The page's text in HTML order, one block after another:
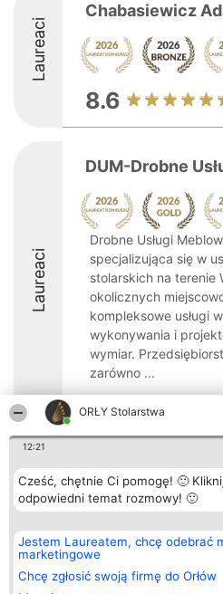
ORŁY Stolarstwa
12:21
Cześć, chętnie Ci pomogę! 🙂
odpowiedni temat rozmowy! 🙂
Jestem Laureatem, chcę odebrać
marketingowe
Chcę zgłosić swoją firmę do Orłów
Laureaci
Chabasiewicz
8.6
Laureaci
DUM-Drobne
Drobne Usługi
specjalizująca się w
stolarskich na terenie
okolicznych
kompleksowe usługi
wykonywania i
wymiar.
zarówno ...
9.1
Organizator plebiscytu
Bright Side Solutions sp. z o.
o. sp. k.
ul. Ruska 22
KRS 0000749100 | Regon
381313360 | NIP 8943132676
+48 508 492 400
Plebiscyt
Laureaci
Lista
wszystkich
Zasady
Prywatności